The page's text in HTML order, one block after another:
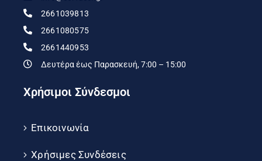
2661039813
2661080575
2661440953
Δευτέρα έως Παρασκευή, 7:00 – 15:00
Χρήσιμοι Σύνδεσμοι
Επικοινωνία
Χρήσιμες Συνδέσεις